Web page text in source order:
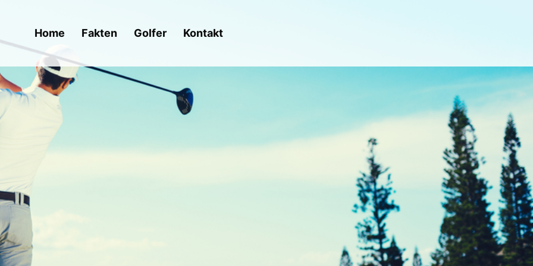
Home Fakten Golfer Kontakt